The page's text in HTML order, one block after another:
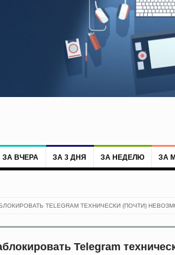
ЗА ВЧЕРА ЗА 3 ДНЯ ЗА НЕДЕЛЮ ЗА
TELEGRAM ТЕХНИЧЕСКИ (ПОЧТИ)
Telegram